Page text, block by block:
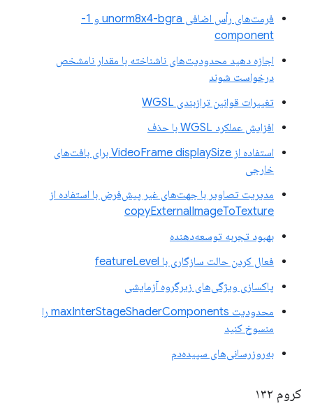
فرمت‌های رأس اضافی unorm8x4-bgra و 1-
component
اجازه دهید محدودیت‌های ناشناخته با مقدار نامشخص
درخواست شوند
تغییرات قوانین ترازبندی WGSL
افزایش عملکرد WGSL با حذف
استفاده از VideoFrame displaySize برای بافت‌های
خارجی
مدیریت تصاویر با جهت‌های غیر پیش‌فرض با استفاده از
copyExternalImageToTexture
بهبود تجربه توسعه‌دهنده
فعال کردن حالت سازگاری با featureLevel
پاکسازی ویژگی‌های زیرگروه آزمایشی
محدودیت maxInterStageShaderComponents را
منسوخ کنید
به‌روزرسانی‌های سپیده‌دم
کروم ۱۳۲